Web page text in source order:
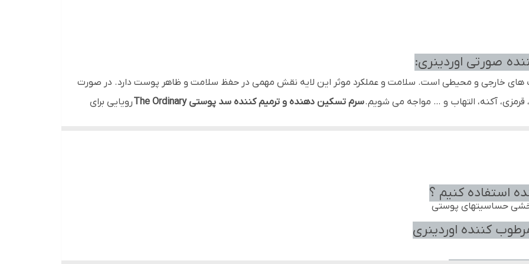
صورتی اوردینری:
های خارجی و محیطی است. سلامت و عملکرد موثر این لایه نقش مهمی در حفظ سلامت و ظاهر پوست دارد. در صورت
آکنه، التهاب و … مواجه می شویم.سرم تسکین دهنده و ترمیم کننده سد پوستی The Ordinary
رویایی برای
صورتی اوردینری:
استفاده کنیم ؟
حساسیتهای پوستی
کننده اوردینری